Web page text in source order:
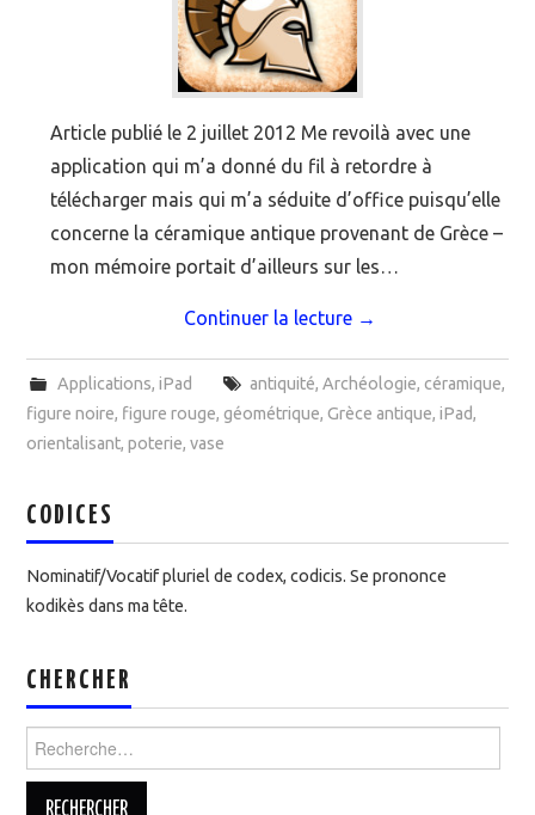
Article publié le 2 juillet 2012 Me revoilà avec une
application qui m’a donné du fil à retordre à
télécharger mais qui m’a séduite d’office puisqu’elle
concerne la céramique antique provenant de Grèce –
mon mémoire portait d’ailleurs sur les…
Continuer la lecture →
Applications, iPad antiquité, Archéologie, céramique,
figure noire, figure rouge,géométrique,Grèce antique,iPad,
orientalisant,poterie,vase
CODICES
Nominatif/Vocatif pluriel de codex, codicis. Se prononce
kodikès dans ma tête.
CHERCHER
Rechercher :